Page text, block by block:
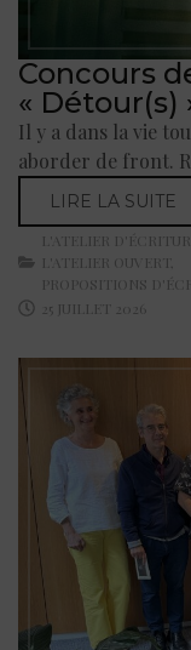
Concours
« Détour(s)
Il y a dans la vie
aborder de front.
LIRE LA SUITE
L'ATELIER
L'ATELIER OUVERT
PROPOSITIONS
25 JUILLET 2026